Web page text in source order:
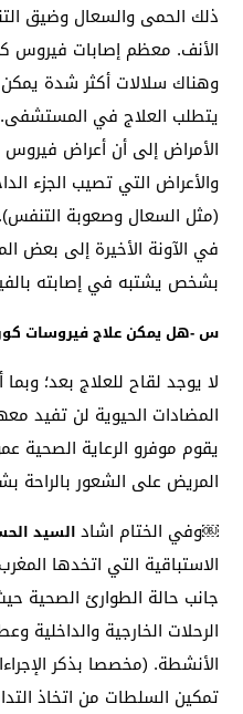
ذلك الحمى والسعال وضيق
الأنف. معظم إصابات فيروس
وهناك سلالات أكثر شدة
يتطلب العلاج في
الأمراض إلى أن أعراض
والأعراض التي تصيب الجزء
(مثل السعال وصعوبة
في الآونة الأخيرة إلى بعض
بشخص يشتبه في إصابته
س -هل يمكن علاج فيروسات
لا يوجد لقاح للعلاج بعد؛
المضادات الحيوية لن تفيد
يقوم موفرو الرعاية الصحية
المريض على الشعور بالراحة
￼وفي الختام اشاد السيد
الاستباقية التي اتخدها
جانب حالة الطوارئ الصحية
الرحلات الخارجية والداخلية
الأنشطة. (مخصصا بذكر
تمكين السلطات من اتخاذ